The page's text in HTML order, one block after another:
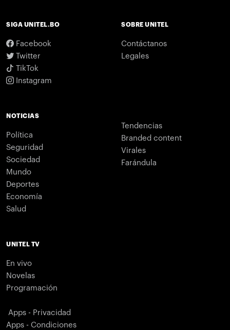
SIGA UNITEL.BO
Facebook
Twitter
TikTok
Instagram
SOBRE UNITEL
Contáctanos
Legales
NOTICIAS
Política
Seguridad
Sociedad
Mundo
Deportes
Economía
Salud
Tendencias
Branded content
Virales
Farándula
UNITEL TV
En vivo
Novelas
Programación
Apps - Privacidad
Apps - Condiciones